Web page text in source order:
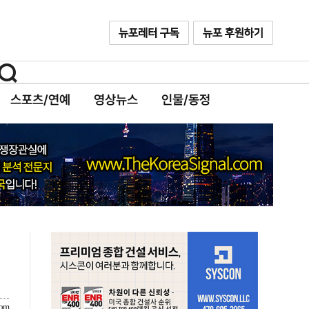
스포츠/연예 영상뉴스 인물/동정